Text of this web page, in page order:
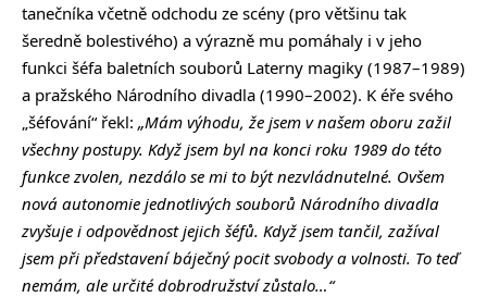
tanečníka včetně odchodu ze scény (pro většinu tak
šeredně bolestivého) a výrazně mu pomáhaly i v jeho
funkci šéfa baletních souborů Laterny magiky (1987–1989)
a pražského Národního divadla (1990–2002). K éře svého
„šéfování“ řekl: „Mám výhodu, že jsem v našem oboru zažil
všechny postupy. Když jsem byl na konci roku 1989 do této
funkce zvolen, nezdálo se mi to být nezvládnutelné. Ovšem
nová autonomie jednotlivých souborů Národního divadla
zvyšuje i odpovědnost jejich šéfů. Když jsem tančil, zažíval
jsem při představení báječný pocit svobody a volnosti. To teď
nemám, ale určité dobrodružství zůstalo…“